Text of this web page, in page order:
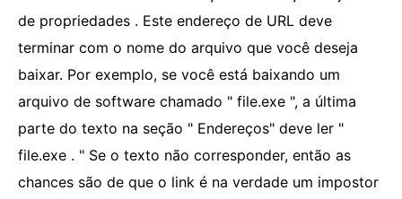
de propriedades . Este endereço de URL deve
terminar com o nome do arquivo que você deseja
baixar. Por exemplo, se você está baixando um
arquivo de software chamado " file.exe ", a última
parte do texto na seção " Endereços" deve ler "
file.exe . " Se o texto não corresponder, então as
chances são de que o link é na verdade um impostor